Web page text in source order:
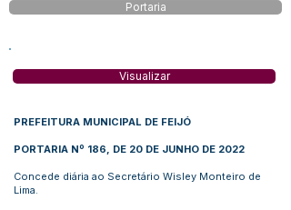
Portaria
Visualizar
PREFEITURA MUNICIPAL DE FEIJÓ
PORTARIA Nº 186, DE 20 DE JUNHO DE 2022
Concede diária ao Secretário Wisley Monteiro de
Lima.